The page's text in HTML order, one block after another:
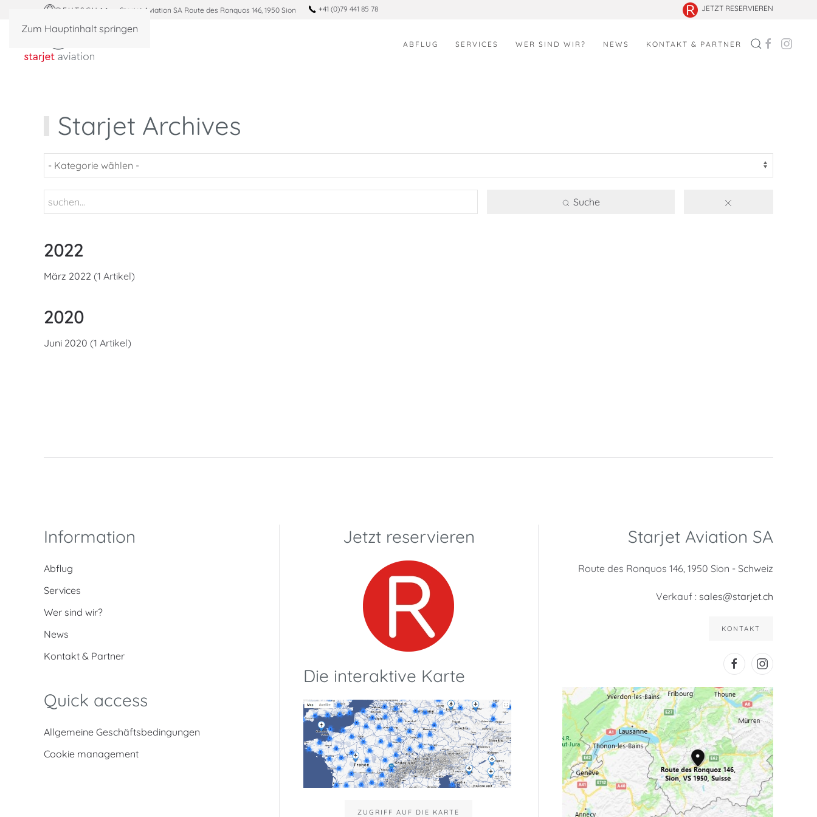
Zum Hauptinhalt springen
DEUTSCH Starjet Aviation SA Route des Ronquos 146, 1950 Sion +41 (0)79 441 85 78 JETZT RESERVIEREN
ABFLUG SERVICES WER SIND WIR? NEWS KONTAKT & PARTNER
Starjet Archives
Suche
2022
März 2022 (1 Artikel)
2020
Juni 2020 (1 Artikel)
Information
Abflug
Services
Wer sind wir?
News
Kontakt & Partner
Quick access
Allgemeine Geschäftsbedingungen
Cookie management
Jetzt reservieren
Die interaktive Karte
ZUGRIFF AUF DIE KARTE
Starjet Aviation SA
Route des Ronquos 146, 1950 Sion - Schweiz
Verkauf :sales@starjet.ch
KONTAKT